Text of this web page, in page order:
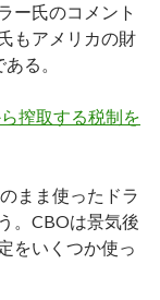
ー氏のコメント
もアメリカの財
る。
搾取する税制を
まま使ったドラ
。CBOは景気後
をいくつか使っ